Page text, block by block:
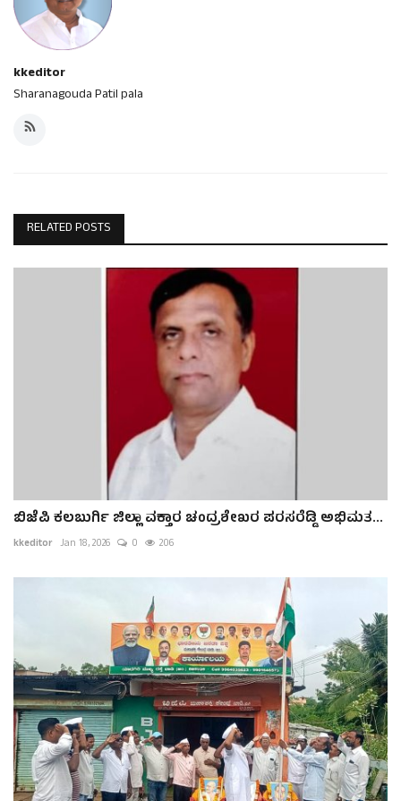
kkeditor
Sharanagouda Patil pala
RELATED POSTS
ಬಿಜೆಪಿ ಕಲಬುರ್ಗಿ ಜಿಲ್ಲಾ ವಕ್ತಾರ ಚಂದ್ರಶೇಖರ ಪರಸರೆಡ್ಡಿ ಅಭಿಮತ...
kkeditor Jan 18, 2026 0 206